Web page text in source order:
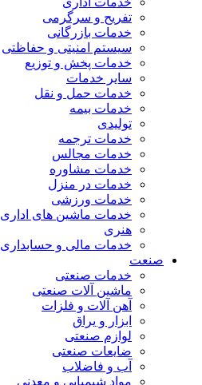
تفریح و سرگرمی
خدمات بازرگانی
سیستم امنیتی و حفاظتی
خدمات پخش و توزیع
سایر خدمات
خدمات حمل و نقل
خدمات بیمه
تولیدی
خدمات ترجمه
خدمات مجالس
خدمات مشاوره
خدمات در منزل
خدمات ورزشی
خدمات ماشین های اداری
هنری
خدمات مالی و حسابداری
صنعت
خدمات صنعتی
ماشین آلات صنعتی
آهن آلات و فلزات
ابزار و یراق
لوازم صنعتی
ضایعات صنعتی
آب و فاضلاب
مواد شیمیایی و معدنی